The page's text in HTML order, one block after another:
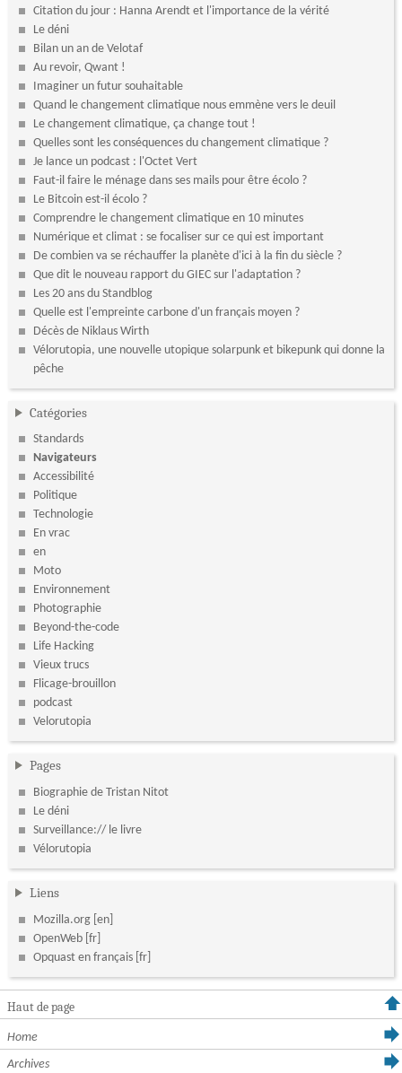
Citation du jour : Hanna Arendt et l'importance de la vérité
Le déni
Bilan un an de Velotaf
Au revoir, Qwant !
Imaginer un futur souhaitable
Quand le changement climatique nous emmène vers le deuil
Le changement climatique, ça change tout !
Quelles sont les conséquences du changement climatique ?
Je lance un podcast : l'Octet Vert
Faut-il faire le ménage dans ses mails pour être écolo ?
Le Bitcoin est-il écolo ?
Comprendre le changement climatique en 10 minutes
Numérique et climat : se focaliser sur ce qui est important
De combien va se réchauffer la planète d'ici à la fin du siècle ?
Que dit le nouveau rapport du GIEC sur l'adaptation ?
Les 20 ans du Standblog
Quelle est l'empreinte carbone d'un français moyen ?
Décès de Niklaus Wirth
Vélorutopia, une nouvelle utopique solarpunk et bikepunk qui donne la
pêche
Catégories
Standards
Navigateurs
Accessibilité
Politique
Technologie
En vrac
en
Moto
Environnement
Photographie
Beyond-the-code
Life Hacking
Vieux trucs
Flicage-brouillon
podcast
Velorutopia
Pages
Biographie de Tristan Nitot
Le déni
Surveillance:// le livre
Vélorutopia
Liens
Mozilla.org
OpenWeb
Opquast en français
Haut de page
Home
Archives